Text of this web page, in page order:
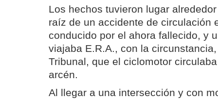
Los hechos tuvieron lugar
raíz de un accidente de circulación
conducido por el ahora fallecido, y
viajaba E.R.A., con la
Tribunal, que el ciclomotor
arcén.
Al llegar a una intersección y con